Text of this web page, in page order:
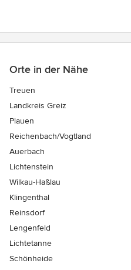
Orte in der Nähe
Treuen
Landkreis Greiz
Plauen
Reichenbach/Vogtland
Auerbach
Lichtenstein
Wilkau-Haßlau
Klingenthal
Reinsdorf
Lengenfeld
Lichtetanne
Schönheide